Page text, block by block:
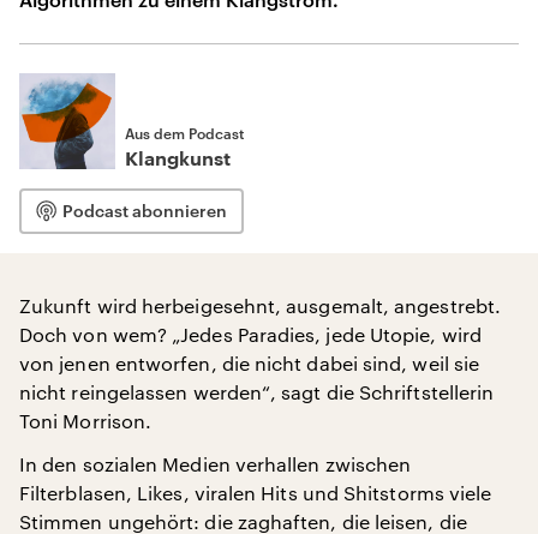
Aus dem Podcast
Klangkunst
Podcast abonnieren
Zukunft wird herbeigesehnt, ausgemalt, angestrebt.
Doch von wem? „Jedes Paradies, jede Utopie, wird
von jenen entworfen, die nicht dabei sind, weil sie
nicht reingelassen werden“, sagt die Schriftstellerin
Toni Morrison.
In den sozialen Medien verhallen zwischen
Filterblasen, Likes, viralen Hits und Shitstorms viele
Stimmen ungehört: die zaghaften, die leisen, die